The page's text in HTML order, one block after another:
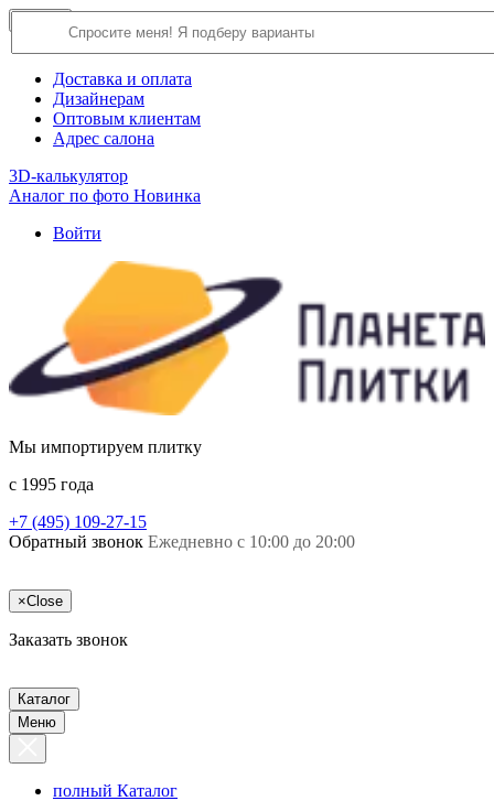
О компании
Доставка и оплата
Дизайнерам
Оптовым клиентам
Адрес салона
3D-калькулятор
Аналог по фото Новинка
Войти
Мы импортируем плитку
c 1995 года
+7 (495) 109-27-15
Обратный звонок Ежедневно с 10:00 до 20:00
×Close
Заказать звонок
Каталог
Меню
полный Каталог